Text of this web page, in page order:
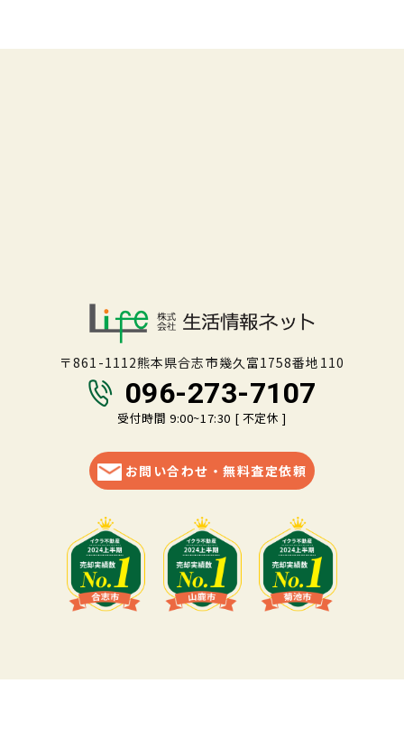
〒861-1112熊本県合志市幾久富1758番地110
096-273-7107
受付時間 9:00~17:30 [ 不定休 ]
お問い合わせ・無料査定依頼